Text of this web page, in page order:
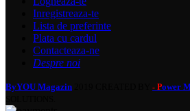
Inregistreaza-te
Lista de preferinte
Plata cu cardul
Contacteaza-ne
Despre noi
ByYOU Magazin - Power